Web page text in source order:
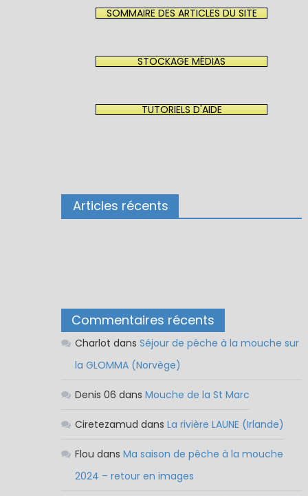
SOMMAIRE DES ARTICLES DU SITE
STOCKAGE MÉDIAS
TUTORIELS D'AIDE
Articles récents
Commentaires récents
Charlot dans Séjour de pêche à la mouche sur
la GLOMMA (Norvège)
Denis 06 dans Mouche de la St Marc
Ciretezamud dans La rivière LAUNE (Irlande)
Flou dans Ma saison de pêche à la mouche
2024 – retour en images